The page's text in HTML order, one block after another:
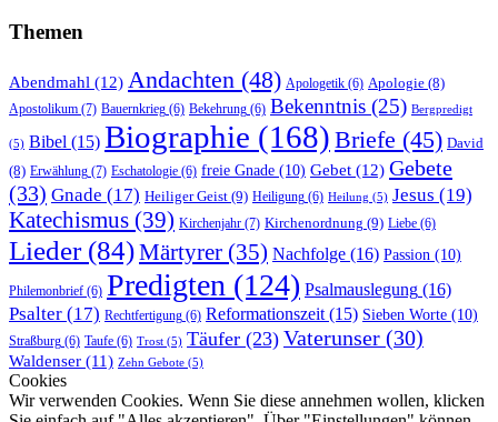
Themen
Abendmahl (12) Andachten (48) Apologetik (6) Apologie (8)
Apostolikum (7) Bauernkrieg (6) Bekehrung (6) Bekenntnis (25) Bergpredigt
(5) Bibel (15) Biographie (168) Briefe (45) David
(8) Erwählung (7) Eschatologie (6) freie Gnade (10) Gebet (12) Gebete
(33) Gnade (17) Heiliger Geist (9) Heiligung (6) Heilung (5) Jesus (19)
Katechismus (39) Kirchenjahr (7) Kirchenordnung (9) Liebe (6)
Lieder(84)Märtyrer (35) Nachfolge (16) Passion (10)
Philemonbrief (6) Predigten (124) Psalmauslegung (16)
Psalter (17) Rechtfertigung (6) Reformationszeit (15) Sieben Worte (10)
Straßburg (6) Taufe (6) Trost (5) Täufer (23) Vaterunser (30)
Waldenser (11) Zehn Gebote (5)
Cookies
Wir verwenden Cookies. Wenn Sie diese annehmen wollen, klicken